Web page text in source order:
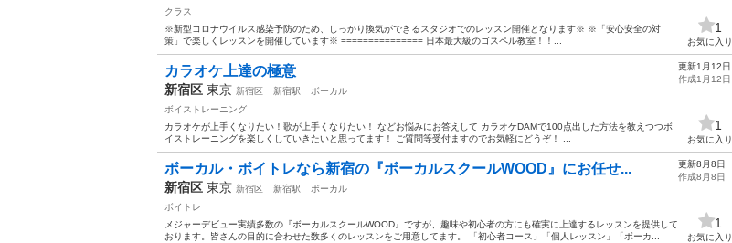
クラス
※新型コロナウイルス感染予防のため、しっかり換気ができるスタジオでのレッスン開催となります※ ※「安心安全の対
策」で楽しくレッスンを開催しています※ =============== 日本最大級のゴスペル教室！！...
1
お気に入り
カラオケ上達の極意
新宿区 東京 新宿区 新宿駅
ボーカル
ボイストレーニング
カラオケが上手くなりたい！歌が上手くなりたい！ などお悩みにお答えして カラオケDAMで100点出した方法を教えつつボ
イストレーニングを楽しくしていきたいと思ってます！ ご質問等受付ますのでお気軽にどうぞ！ ...
更新1月12日
作成1月12日
1
お気に入り
ボーカル・ボイトレなら新宿の『ボーカルスクールWOOD』にお任せ...
新宿区 東京 新宿区 新宿駅
ボーカル
ボイトレ
メジャーデビュー実績多数の『ボーカルスクールWOOD』ですが、趣味や初心者の方にも確実に上達するレッスンを提供して
おります。皆さんの目的に合わせた数多くのレッスンをご用意してます。 「初心者コース」「個人レッスン」「ボーカ...
更新8月8日
作成8月8日
1
お気に入り